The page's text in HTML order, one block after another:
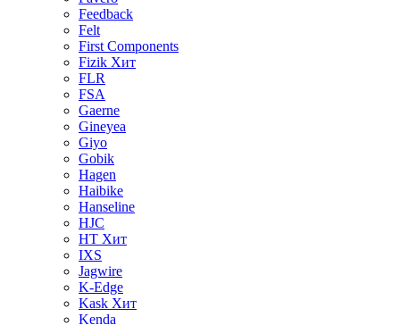
Feedback
Felt
First Components
Fizik Хит
FLR
FSA
Gaerne
Gineyea
Giyo
Gobik
Hagen
Haibike
Hanseline
HJC
HT Хит
IXS
Jagwire
K-Edge
Kask Хит
Kenda